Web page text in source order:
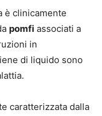
è clinicamente
pomfi associati a
in
di liquido sono
caratterizzata dalla